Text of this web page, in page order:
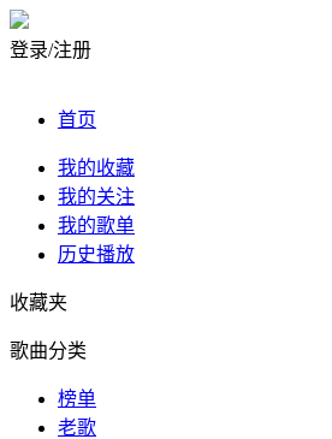
登录/注册
首页
我的收藏
我的关注
我的歌单
历史播放
收藏夹
歌曲分类
榜单
老歌